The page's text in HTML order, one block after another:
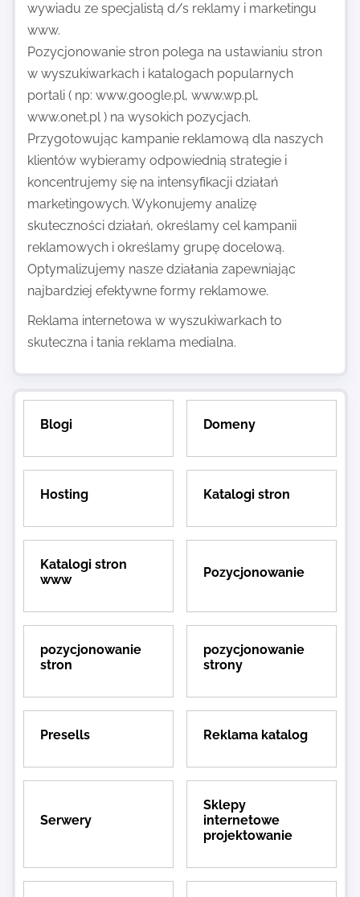
wywiadu ze specjalistą d/s reklamy i marketingu
www.
Pozycjonowanie stron polega na ustawianiu stron
w wyszukiwarkach i katalogach popularnych
portali ( np: www.google.pl, www.wp.pl,
www.onet.pl ) na wysokich pozycjach.
Przygotowując kampanie reklamową dla naszych
klientów wybieramy odpowiednią strategie i
koncentrujemy się na intensyfikacji działań
marketingowych. Wykonujemy analizę
skuteczności działań, określamy cel kampanii
reklamowych i określamy grupę docelową.
Optymalizujemy nasze działania zapewniając
najbardziej efektywne formy reklamowe.
Reklama internetowa w wyszukiwarkach to
skuteczna i tania reklama medialna.
Blogi Domeny
Hosting Katalogi stron
Katalogi stron
www
Pozycjonowanie
pozycjonowanie
stron
pozycjonowanie
strony
Presells Reklama katalog
Serwery
Sklepy
internetowe
projektowanie